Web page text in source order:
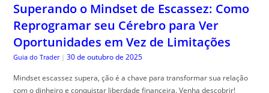
Superando o Mindset de Escassez: Como
Reprogramar seu Cérebro para Ver
Oportunidades em Vez de Limitações
Guia do Trader | 30 de outubro de 2025
Mindset escassez supera, ção é a chave para transformar sua relação
com o dinheiro e conquistar liberdade financeira. Venha descobrir!